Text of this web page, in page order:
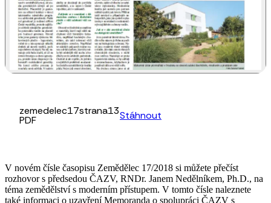
zemedelec17strana13
PDF Stáhnout
V novém čísle časopisu Zemědělec 17/2018 si můžete přečíst
rozhovor s předsedou ČAZV, RNDr. Janem Nedělníkem, Ph.D., na
téma zemědělství s moderním přístupem. V tomto čísle naleznete
také informaci o uzavření Memoranda o spolupráci ČAZV s